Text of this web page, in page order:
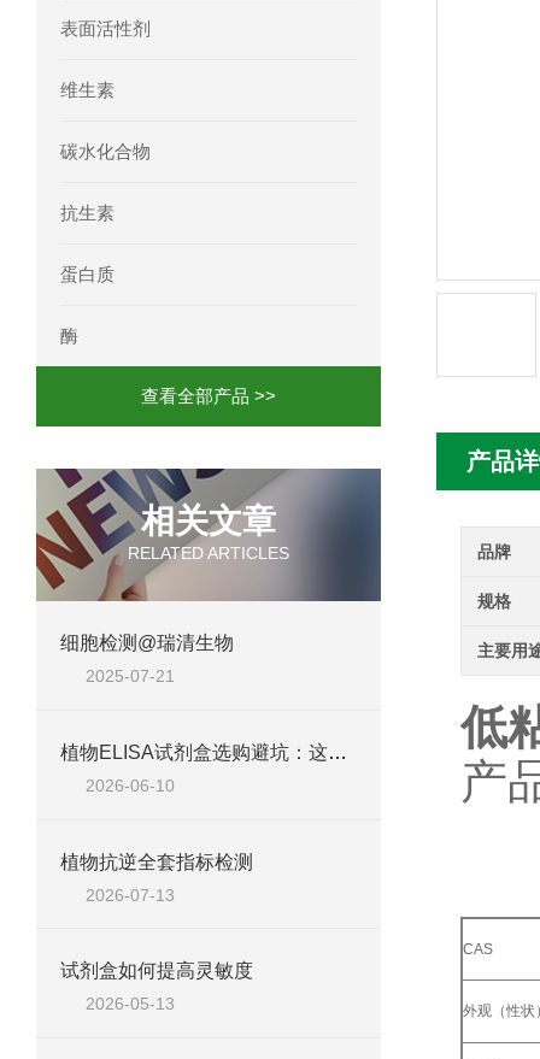
表面活性剂
维生素
碳水化合物
抗生素
蛋白质
酶
查看全部产品 >>
相关文章
RELATED ARTICLES
细胞检测@瑞清生物
2025-07-21
植物ELISA试剂盒选购避坑：这五个参数不达标，数据全白测
2026-06-10
植物抗逆全套指标检测
2026-07-13
试剂盒如何提高灵敏度
2026-05-13
产品
品牌
规格
主要用
低
产
CAS
外观（性状